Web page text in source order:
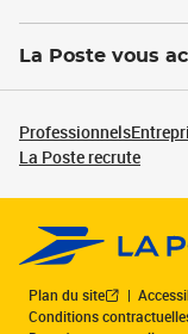
La Poste vous
Professionnels
La Poste recrute
Plan du site
Conditions